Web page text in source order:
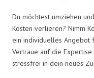
Du möchtest umziehen
Kosten verlieren? Nimm
ein individuelles Angebot
Vertraue auf die Expertise
stressfrei in dein neues